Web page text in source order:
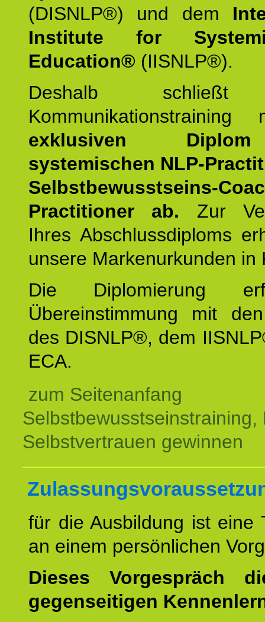
(DISNLP®) und dem
Institute for
Education® (IISNLP®).
Deshalb schließt
exklusiven
systemischen NLP-
Selbstbewusstseins-
Practitioner ab. Zur
Ihres Abschlussdiploms
unsere Markenurkunden in
Die Diplomierung
Übereinstimmung mit
des DISNLP®, dem
ECA.
zum Seitenanfang
Selbstbewusstseinstraining,
Selbstvertrauen gewinnen
für die Ausbildung ist eine
an einem persönlichen
Dieses Vorgespräch
gegenseitigen